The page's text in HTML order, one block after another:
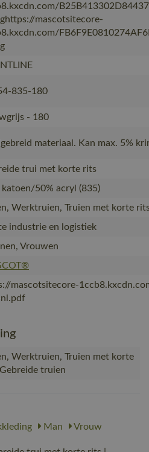
mascotsitecore-
835-180
- 180
materiaal. Kan max. 5%
trui met korte rits
katoen/50% acryl (835)
Werktruien, Truien met korte
industrie en logistiek
Vrouwen
mascotsitecore-
Werktruien, Truien met korte
truien
Man Vrouw